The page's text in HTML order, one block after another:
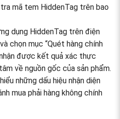
mã tem HiddenTag trên bao
dụng HiddenTag trên điện
chọn mục “Quét hàng chính
được kết quả xác thực
về nguồn gốc của sản phẩm.
những dấu hiệu nhận diện
mua phải hàng không chính